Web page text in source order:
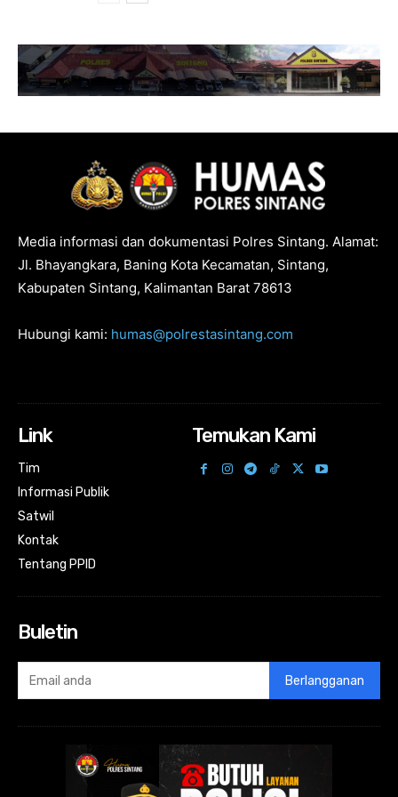
Media informasi dan dokumentasi Polres Sintang. Alamat:
Jl. Bhayangkara, Baning Kota Kecamatan, Sintang,
Kabupaten Sintang, Kalimantan Barat 78613
Hubungi kami: humas@polrestasintang.com
Link
Tim
Informasi Publik
Satwil
Kontak
Tentang PPID
Temukan Kami
Buletin
Berlangganan